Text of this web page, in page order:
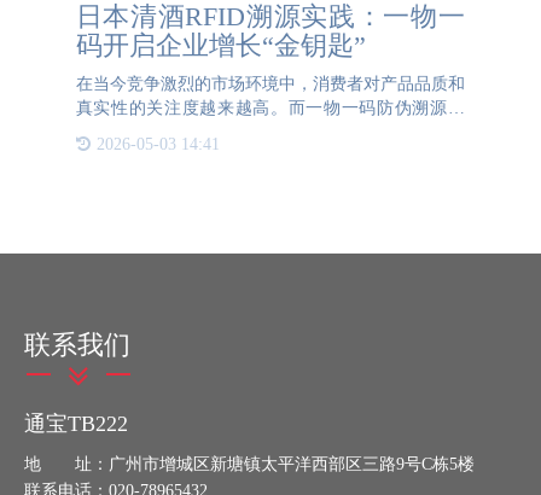
日本清酒RFID溯源实践：一物一
码开启企业增长“金钥匙”
在当今竞争激烈的市场环境中，消费者对产品品质和
真实性的关注度越来越高。而一物一码防伪溯源技
术，正成为企业赢得消费者信任、提升品牌价值、推
动销售增长的“金钥匙”。以日本清酒行业为例，它凭
2026-05-03 14:41
联系我们
通宝TB222
地 址：广州市增城区新塘镇太平洋西部区三路9号C栋5楼
联系电话：020-78965432